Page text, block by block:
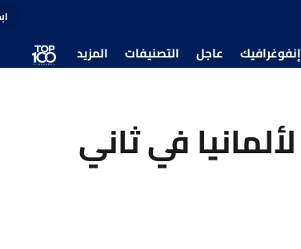
إنفوغرافيك عاجل التصنيفات المزيد
في ثاني